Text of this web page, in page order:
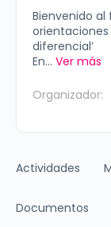
Bienvenido al
diferencial’
En... Ver más
Organizador:
Actividades
Documentos